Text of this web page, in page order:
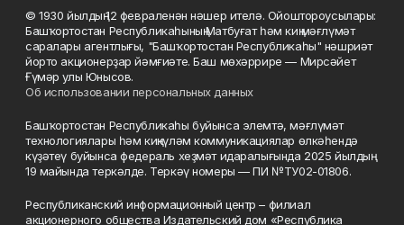
© 1930 йылдың 12 февраленән нәшер ителә. Ойоштороусылары:
Башҡортостан Республикаһының Матбуғат һәм киң мәғлүмәт
саралары агентлығы, "Башҡортостан Республикаһы" нәшриәт
йорто акционерҙар йәмғиәте. Баш мөхәррире — Мирсәйет
Ғүмәр улы Юнысов.
Об использовании персональных данных
Башҡортостан Республикаһы буйынса элемтә, мәғлүмәт
технологиялары һәм киңкүләм коммуникациялар өлкәһендә
күҙәтеү буйынса федераль хеҙмәт идаралығында 2025 йылдың
19 майында теркәлде. Теркәү номеры — ПИ №ТУ02-01806.
Республиканский информационный центр – филиал
акционерного общества Издательский дом «Республика